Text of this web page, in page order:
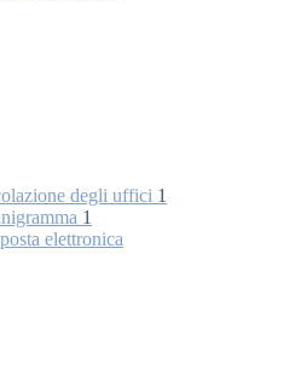
degli uffici 1
1
elettronica